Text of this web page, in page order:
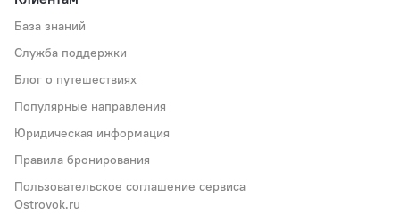
База знаний
Служба поддержки
Блог о путешествиях
Популярные направления
Юридическая информация
Правила бронирования
Пользовательское соглашение сервиса
Ostrovok.ru